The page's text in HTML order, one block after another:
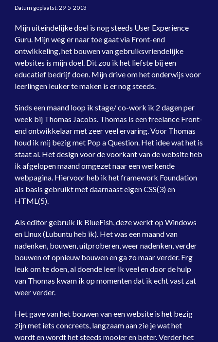
Datum geplaatst:29-5-2013
Mijn uiteindelijke doel is nog steeds User Experience
Guru. Mijn weg er naar toe gaat via Front-end
ontwikkeling, het bouwen van gebruiksvriendelijke
websites is mijn doel. Dit zou ik het liefste bij een
educatief bedrijf doen. Mijn drive om het onderwijs voor
leerlingen leuker te maken is er nog steeds.
Sinds een maand loop ik stage/ co-work ik 2 dagen per
week bij Thomas Jacobs. Thomas is een freelance Front-
end ontwikkelaar met zeer veel ervaring. Voor Thomas
houd ik mij bezig met Pop a Question. Het idee wat het is
staat al. Het design voor de voorkant van de website heb
ik afgelopen maand omgezet naar een werkende
webpagina. Hiervoor heb ik het framework Foundation
als basis gebruikt met daarnaast eigen CSS(3) en
HTML(5).
Als editor gebruik ik BlueFish, deze werkt op Windows
en Linux (Lubuntu heb ik). Het was een maand van
nadenken, bouwen, uitproberen, weer nadenken, verder
bouwen of opnieuw bouwen en ga zo maar verder. Erg
leuk om te doen, al doende leer ik veel en door de hulp
van Thomas kwam ik op momenten dat ik echt vast zat
weer verder.
Het gave van het bouwen van een website is het bezig
zijn met iets concreets, langzaam aan zie je wat het
wordt en wordt het steeds mooier en beter. Verder het